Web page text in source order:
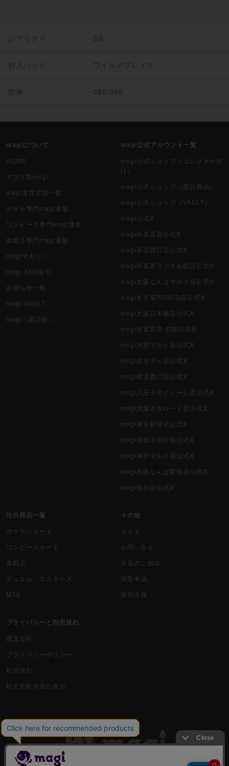
レアリティ SR
封入パック ワイルドブレイズ
型番 085/080
magiについて
HOME
アプリ版magi
magi運営店舗一覧
ポケカ専門magi通販
ワンピース専門magi通販
遊戯王専門magi通販
magiマガジン
magi SNS取引
お知らせ一覧
magi VAULT
magi（英語版）
magi公式アカウント一覧
magi公式ショップ（コレクター向
け）
magi公式ショップ（委託商品）
magi公式ショップ（VAULT）
magi公式X
magi秋葉原店公式X
magi新宿西口店公式X
magi秋葉原ラジオ会館店公式X
magi大阪なんばマルイ店公式X
magi名古屋PARCO店公式X
magi大阪日本橋店公式X
magi秋葉原店 別館公式X
magi大宮マルイ店公式X
magi柏モディ店公式X
magi横浜西口店公式X
magi八王子オクトーレ店公式X
magi大阪オタロード店公式X
magi東京駅前店公式X
magi京都河原町店公式X
magi神戸マルイ店公式X
magi大阪なんば駅前店公式X
magi仙台店公式X
注目商品一覧
ポケモンカード
ワンピースカード
遊戯王
デュエル・マスターズ
MTG
その他
ガイド
お問い合せ
出店のご相談
買取申込
採用情報
プライバシーと利用規約
運営会社
プライバシーポリシー
利用規約
特定商取引法の表示